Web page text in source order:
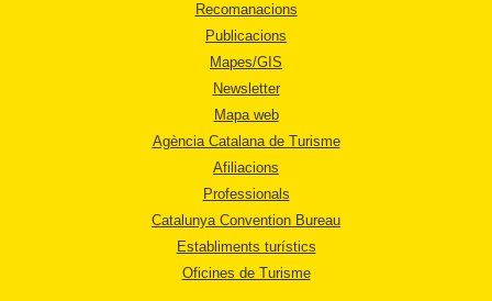
Recomanacions
Publicacions
Mapes/GIS
Newsletter
Mapa web
Agència Catalana de Turisme
Afiliacions
Professionals
Catalunya Convention Bureau
Establiments turístics
Oficines de Turisme